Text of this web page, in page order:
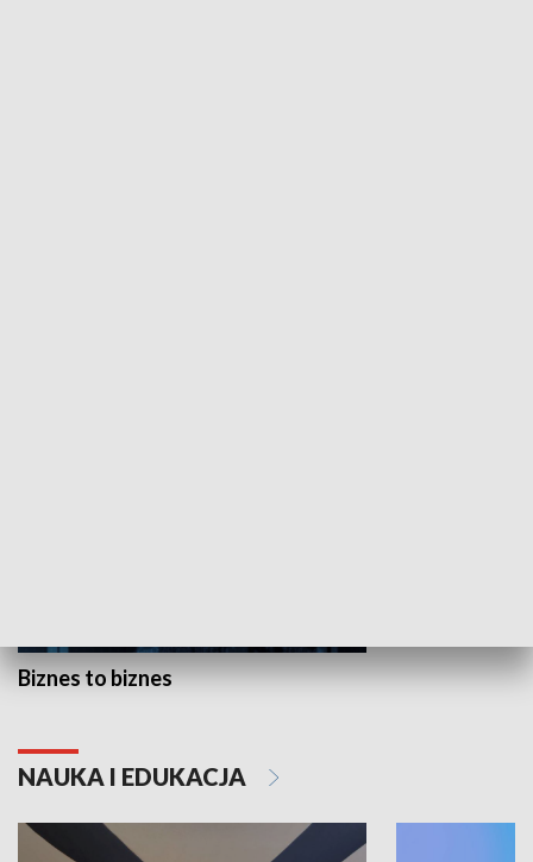
Biznes to biznes
NAUKA I EDUKACJA